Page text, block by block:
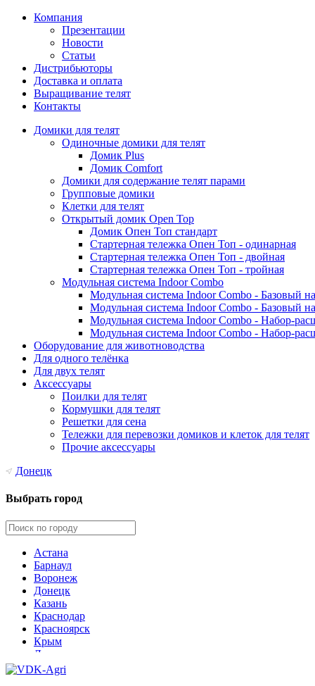
Компания
Презентации
Новости
Статьи
Дистрибьюторы
Доставка и оплата
Выращивание телят
Контакты
Домики для телят
Одиночные домики для телят
Домик Plus
Домик Comfort
Домики для содержание телят парами
Групповые домики
Клетки для телят
Открытый домик Open Top
Домик Опен Топ стандарт
Стартерная тележка Опен Топ - одинарная
Стартерная тележка Опен Топ - двойная
Стартерная тележка Опен Топ - тройная
Модульная система Indoor Combo
Модульная система Indoor Combo - Базовый
Модульная система Indoor Combo - Базовый
Модульная система Indoor Combo - Набор-
Модульная система Indoor Combo - Набор-
Оборудование для животноводства
Для одного телёнка
Для двух телят
Аксессуары
Поилки для телят
Кормушки для телят
Решетки для сена
Тележки для перевозки домиков и клеток для телят
Прочие аксессуары
Донецк
Выбрать город
Астана
Барнаул
Воронеж
Донецк
Казань
Краснодар
Красноярск
Крым
Луганск
Москва
Нижний Новгород